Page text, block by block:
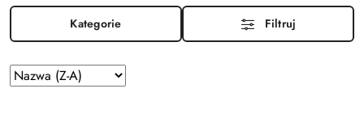
Kategorie Filtruj
Zastosowano
sortowanie:
Sortuj
według